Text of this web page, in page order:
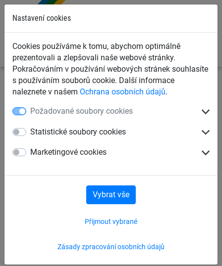
Nastavení cookies
Cookies používáme k tomu, abychom optimálně
prezentovali a zlepšovali naše webové stránky.
Pokračováním v používání webových stránek souhlasíte
s používáním souborů cookie. Další informace
naleznete v našem Ochrana osobních údajů.
Požadované soubory cookies
Statistické soubory cookies
Marketingové cookies
Zásady zpracování osobních údajů
Přijmout vybrané
Vybrat vše
Sportovní sítě Sítě na fotbal Sítě na futsal
Branková síť na futsal a
házenou 3,5 mm polypropylen,
hexagonalní oko, vzor
šachovnice